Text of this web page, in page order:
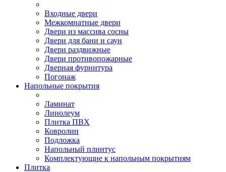
Входные двери
Межкомнатные двери
Двери из массива сосны
Двери для бани и саун
Двери раздвижные
Двери противопожарные
Дверная фурнитура
Погонаж
Напольные покрытия
Ламинат
Линолеум
Плитка ПВХ
Ковролин
Подложка
Напольный плинтус
Комплектующие к напольным покрытиям
Плитка